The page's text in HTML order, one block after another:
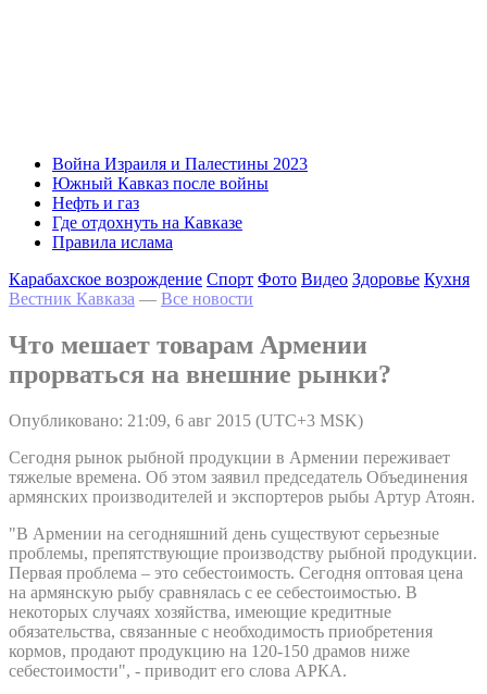
Война Израиля и Палестины 2023
Южный Кавказ после войны
Нефть и газ
Где отдохнуть на Кавказе
Правила ислама
Карабахское возрождение Спорт Фото Видео Здоровье Кухня
Вестник Кавказа — Все новости
Что мешает товарам Армении
прорваться на внешние рынки?
Опубликовано: 21:09, 6 авг 2015 (UTC+3 MSK)
Сегодня рынок рыбной продукции в Армении переживает
тяжелые времена. Об этом заявил председатель Объединения
армянских производителей и экспортеров рыбы Артур Атоян.
"В Армении на сегодняшний день существуют серьезные
проблемы, препятствующие производству рыбной продукции.
Первая проблема – это себестоимость. Сегодня оптовая цена
на армянскую рыбу сравнялась с ее себестоимостью. В
некоторых случаях хозяйства, имеющие кредитные
обязательства, связанные с необходимость приобретения
кормов, продают продукцию на 120-150 драмов ниже
себестоимости", - приводит его слова АРКА.